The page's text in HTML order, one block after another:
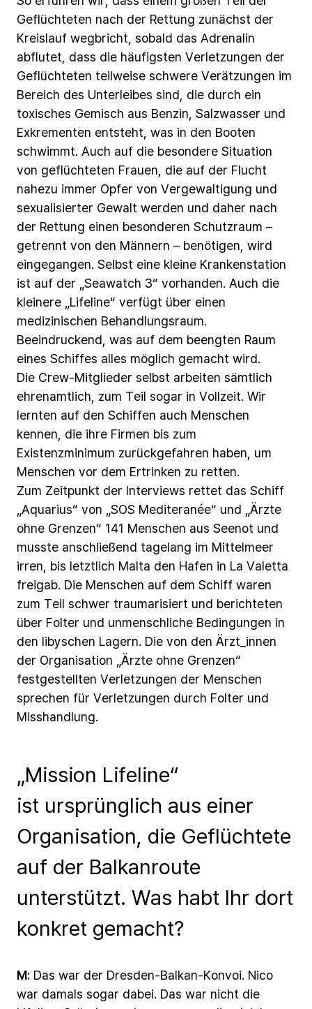
Geflüchteten nach der Rettung zunächst der
Kreislauf wegbricht, sobald das Adrenalin
abflutet, dass die häufigsten Verletzungen der
Geflüchteten teilweise schwere Verätzungen im
Bereich des Unterleibes sind, die durch ein
toxisches Gemisch aus Benzin, Salzwasser und
Exkrementen entsteht, was in den Booten
schwimmt. Auch auf die besondere Situation
von geflüchteten Frauen, die auf der Flucht
nahezu immer Opfer von Vergewaltigung und
sexualisierter Gewalt werden und daher nach
der Rettung einen besonderen Schutzraum –
getrennt von den Männern – benötigen, wird
eingegangen. Selbst eine kleine Krankenstation
ist auf der „Seawatch 3“ vorhanden. Auch die
kleinere „Lifeline“ verfügt über einen
medizinischen Behandlungsraum.
Beeindruckend, was auf dem beengten Raum
eines Schiffes alles möglich gemacht wird.
Die Crew-Mitglieder selbst arbeiten sämtlich
ehrenamtlich, zum Teil sogar in Vollzeit. Wir
lernten auf den Schiffen auch Menschen
kennen, die ihre Firmen bis zum
Existenzminimum zurückgefahren haben, um
Menschen vor dem Ertrinken zu retten.
Zum Zeitpunkt der Interviews rettet das Schiff
„Aquarius“ von „SOS Mediteranée“ und „Ärzte
ohne Grenzen“ 141 Menschen aus Seenot und
musste anschließend tagelang im Mittelmeer
irren, bis letztlich Malta den Hafen in La Valetta
freigab. Die Menschen auf dem Schiff waren
zum Teil schwer traumarisiert und berichteten
über Folter und unmenschliche Bedingungen in
den libyschen Lagern. Die von den Ärzt_innen
der Organisation „Ärzte ohne Grenzen“
festgestellten Verletzungen der Menschen
sprechen für Verletzungen durch Folter und
Misshandlung.
„Mission Lifeline“
ist ursprünglich aus einer
Organisation, die Geflüchtete
auf der Balkanroute
unterstützt. Was habt Ihr dort
konkret gemacht?
M: Das war der Dresden-Balkan-Konvoi. Nico
war damals sogar dabei. Das war nicht die